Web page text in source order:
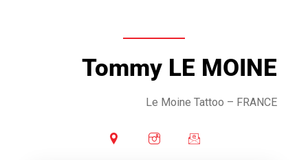
Tommy LE MOINE
Le Moine Tattoo – FRANCE